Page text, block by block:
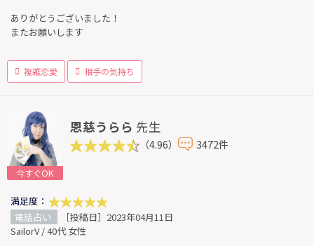
ありがとうございました！
またお願いします
複雑恋愛 相手の気持ち
今すぐOK
恩慈うらら 先生
（4.96） 3472件
満足度：
電話占い
［投稿日］2023年04月11日
SailorV / 40代 女性